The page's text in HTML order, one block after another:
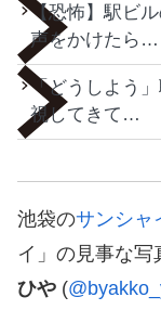
【恐怖】駅ビ
声をかけたら…
「どうしよう
視してきて…
池袋のサンシャ
イ」の見事な写
ひや (